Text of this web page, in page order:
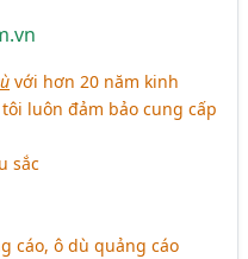
với hơn 20 năm kinh
luôn đảm bảo cung cấp
sắc
cáo, ô dù quảng cáo